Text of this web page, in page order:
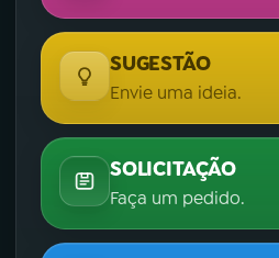
SUGESTÃO
Envie uma ideia.
SOLICITAÇÃO
Faça um pedido.